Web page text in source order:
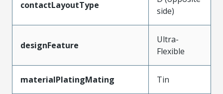
contactLayoutType
side)
designFeature
Ultra-
Flexible
materialPlatingMating Tin